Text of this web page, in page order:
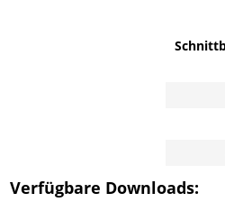
Verfügbare Downloads: